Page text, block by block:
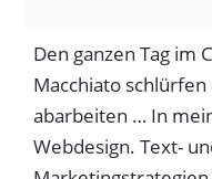
Den ganzen Tag im
Macchiato
abarbeiten … In
Webdesign. Text-